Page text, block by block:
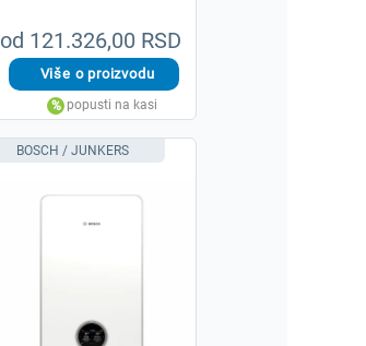
od 121.326,00 RSD
BOSCH / JUNKERS